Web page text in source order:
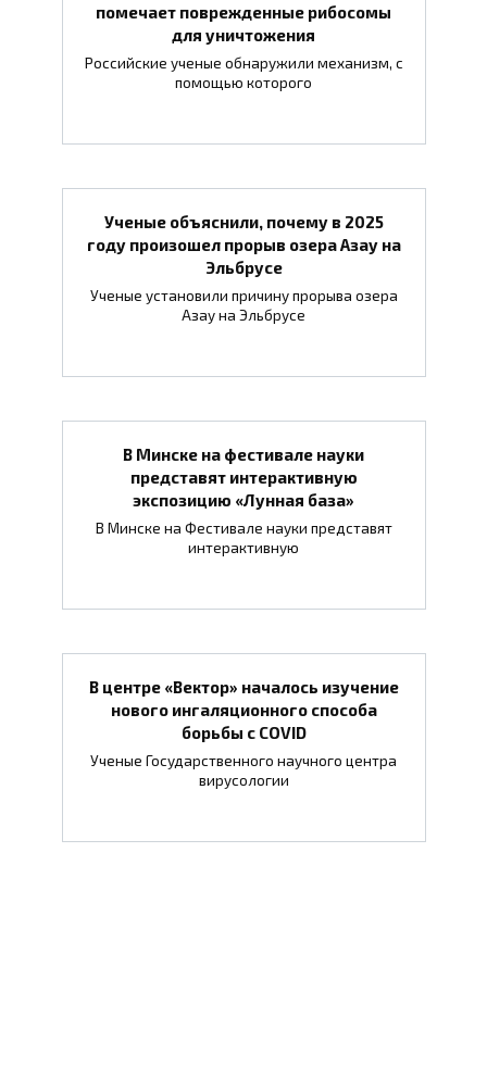
помечает поврежденные рибосомы
для уничтожения
Российские ученые обнаружили механизм, с
помощью которого
Ученые объяснили, почему в 2025
году произошел прорыв озера Азау на
Эльбрусе
Ученые установили причину прорыва озера
Азау на Эльбрусе
В Минске на фестивале науки
представят интерактивную
экспозицию «Лунная база»
В Минске на Фестивале науки представят
интерактивную
В центре «Вектор» началось изучение
нового ингаляционного способа
борьбы с COVID
Ученые Государственного научного центра
вирусологии